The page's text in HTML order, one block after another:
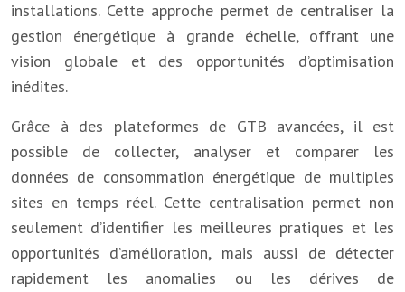
installations. Cette approche permet de centraliser la
gestion énergétique à grande échelle, offrant une
vision globale et des opportunités d’optimisation
inédites.
Grâce à des plateformes de GTB avancées, il est
possible de collecter, analyser et comparer les
données de consommation énergétique de multiples
sites en temps réel. Cette centralisation permet non
seulement d’identifier les meilleures pratiques et les
opportunités d’amélioration, mais aussi de détecter
rapidement les anomalies ou les dérives de